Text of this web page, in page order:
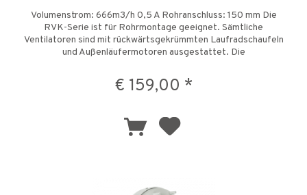
Volumenstrom: 666m3/h 0,5 A Rohranschluss: 150 mm Die
RVK-Serie ist für Rohrmontage geeignet. Sämtliche
Ventilatoren sind mit rückwärtsgekrümmten Laufradschaufeln
und Außenläufermotoren ausgestattet. Die
€ 159,00 *